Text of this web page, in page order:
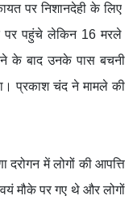
पर निशानदेही के लिए
पर पहुंचे लेकिन 16 मरले
के बाद उनके पास बचनी
प्रकाश चंद ने मामले की
दरोगन में लोगों की आपत्ति
मौके पर गए थे और लोगों